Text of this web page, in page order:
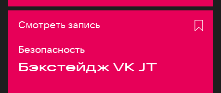
Смотреть запись
Безопасность
Бэкстейдж VK JT